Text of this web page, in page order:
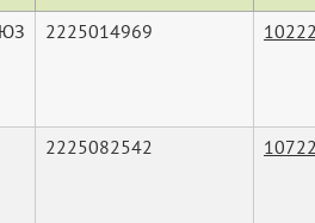
2225014969
2225082542